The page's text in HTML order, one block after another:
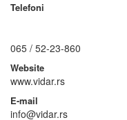
Telefoni
065 / 52-23-860
Website
www.vidar.rs
E-mail
info@vidar.rs